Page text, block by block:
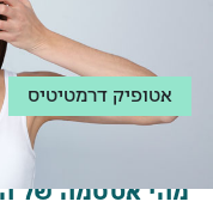
אטופיק דרמטיטיס
מהי אסטמה של